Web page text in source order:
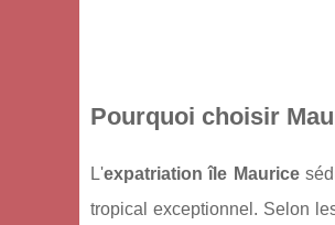
Pourquoi choisir
L'expatriation île Maurice
tropical exceptionnel. Selon